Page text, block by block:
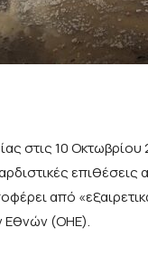
στις 10
από
Εθνών (ΟΗΕ).